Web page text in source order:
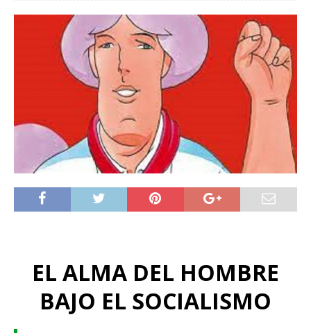
EL ALMA DEL HOMBRE
BAJO EL SOCIALISMO